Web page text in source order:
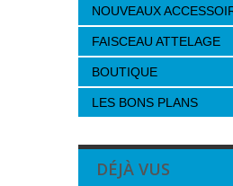
NOUVEAUX
FAISCEAU ATTELAGE
BOUTIQUE
LES BONS PLANS
DÉJÀ VUS